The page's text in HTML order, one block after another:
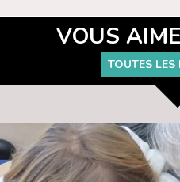
VOUS
TOUTES